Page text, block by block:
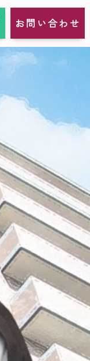
お問い合わせ